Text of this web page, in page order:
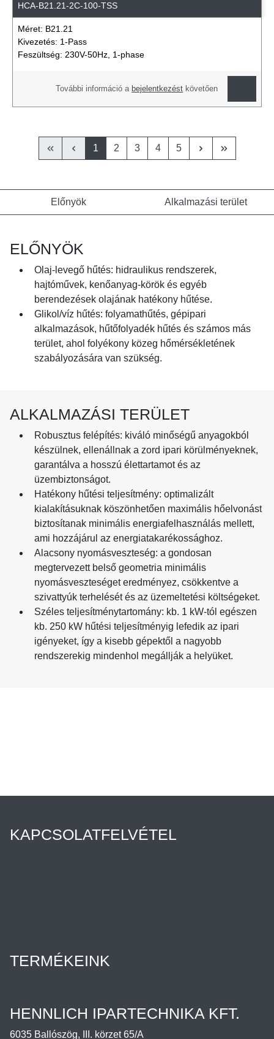
HCA-B21.21-2C-100-TSS
Méret: B21.21
Kivezetés: 1-Pass
Feszültség: 230V-50Hz, 1-phase
További információ a bejelentkezést követően
1 2 3 4 5
Előnyök Alkalmazási terület
ELŐNYÖK
Olaj-levegő hűtés: hidraulikus rendszerek,
hajtóművek, kenőanyag-körök és egyéb
berendezések olajának hatékony hűtése.
Glikol/víz hűtés: folyamathűtés, gépipari
alkalmazások, hűtőfolyadék hűtés és számos más
terület, ahol folyékony közeg hőmérsékletének
szabályozására van szükség.
ALKALMAZÁSI TERÜLET
Robusztus felépítés: kiváló minőségű anyagokból
készülnek, ellenállnak a zord ipari körülményeknek,
garantálva a hosszú élettartamot és az
üzembiztonságot.
Hatékony hűtési teljesítmény: optimalizált
kialakításuknak köszönhetően maximális hőelvonást
biztosítanak minimális energiafelhasználás mellett,
ami hozzájárul az energiatakarékossághoz.
Alacsony nyomásveszteség: a gondosan
megtervezett belső geometria minimális
nyomásveszteséget eredményez, csökkentve a
szivattyúk terhelését és az üzemeltetési költségeket.
Széles teljesítménytartomány: kb. 1 kW-tól egészen
kb. 250 kW hűtési teljesítményig lefedik az ipari
igényeket, így a kisebb gépektől a nagyobb
rendszerekig mindenhol megállják a helyüket.
KAPCSOLATFELVÉTEL
TERMÉKEINK
HENNLICH IPARTECHNIKA KFT.
6035 Ballószög, III. körzet 65/A